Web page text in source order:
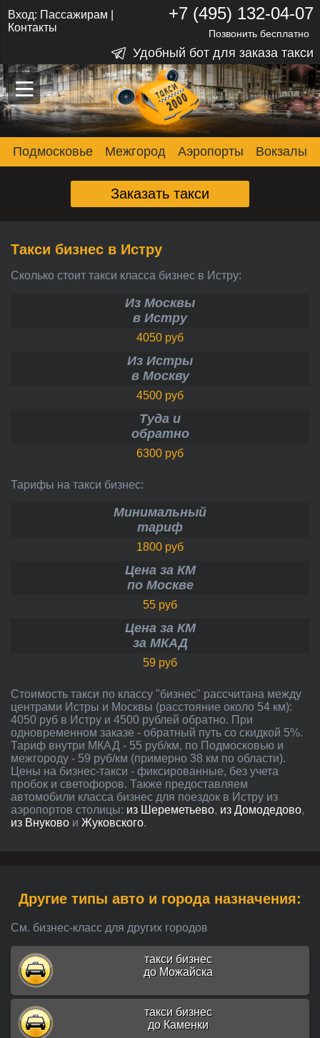
–
–
–
Вход: Пассажирам
Контакты
+7 (495) 132-04-07
Позвонить бесплатно
Удобный бот для заказа такси
Подмосковье Межгород Аэропорты Вокзалы
Заказать такси
Такси бизнес в Истру
Сколько стоит такси класса бизнес в Истру:
Из Москвы
в Истру
4050 руб
Из Истры
в Москву
4500 руб
Туда и
обратно
6300 руб
Тарифы на такси бизнес:
Минимальный
тариф
1800 руб
Цена за КМ
по Москве
55 руб
Цена за КМ
за МКАД
59 руб
Стоимость такси по классу "бизнес" рассчитана между
центрами Истры и Москвы (расстояние около 54 км):
4050 руб в Истру и 4500 рублей обратно. При
одновременном заказе - обратный путь со скидкой 5%.
Тариф внутри МКАД - 55 руб/км, по Подмосковью и
межгороду - 59 руб/км (примерно 38 км по области).
Цены на бизнес-такси - фиксированные, без учета
пробок и светофоров. Также предоставляем
автомобили класса бизнес для поездок в Истру из
аэропортов столицы: из Шереметьево, из Домодедово,
из Внуково и Жуковского.
Другие типы авто и города назначения:
См. бизнес-класс для других городов
такси бизнес
до Можайска
такси бизнес
до Каменки